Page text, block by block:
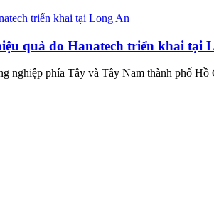
quả do Hanatech triển khai tại
nghiệp phía Tây và Tây Nam thành phố